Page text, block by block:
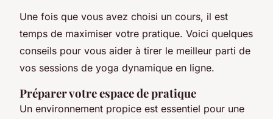
Une fois que vous avez choisi un cours, il est
temps de maximiser votre pratique. Voici quelques
conseils pour vous aider à tirer le meilleur parti de
vos sessions de yoga dynamique en ligne.
Préparer votre espace de pratique
Un environnement propice est essentiel pour une